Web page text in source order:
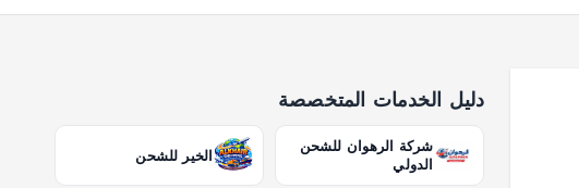
دليل الخدمات المتخصصة
شركة الرهوان للشحن
الدولي
الخير للشحن